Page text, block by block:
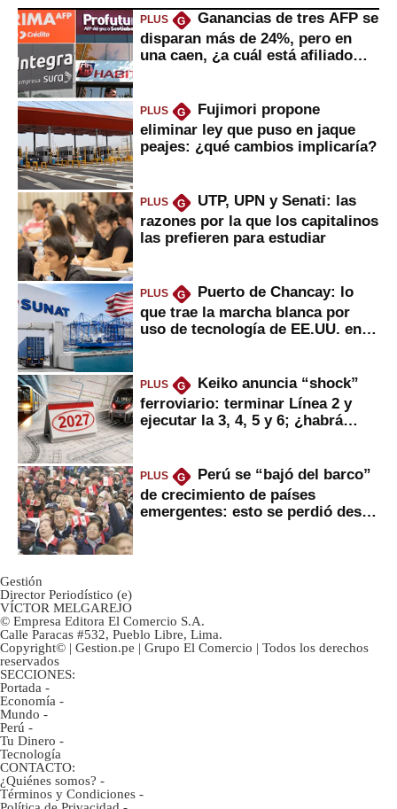
PLUS G
Ganancias de tres AFP se
disparan más de 24%, pero en
una caen, ¿a cuál está afiliado
PLUS G
Fujimori propone
eliminar ley que puso en jaque
peajes: ¿qué cambios implicaría?
PLUS G
UTP, UPN y Senati: las
razones por la que los capitalinos
las prefieren para estudiar
PLUS G
Puerto de Chancay: lo
que trae la marcha blanca por
uso de tecnología de EE.UU. en
PLUS G
Keiko anuncia “shock”
ferroviario: terminar Línea 2 y
ejecutar la 3, 4, 5 y 6; ¿habrá
PLUS G
Perú se “bajó del barco”
de crecimiento de países
emergentes: esto se perdió desde
Gestión
Director Periodístico (e)
VÍCTOR MELGAREJO
© Empresa Editora El Comercio S.A.
Calle Paracas #532, Pueblo Libre, Lima.
Copyright© | Gestion.pe | Grupo El Comercio | Todos los derechos
reservados
SECCIONES:
Portada -
Economía -
Mundo -
Perú -
Tu Dinero -
Tecnología
CONTACTO:
¿Quiénes somos? -
Términos y Condiciones -